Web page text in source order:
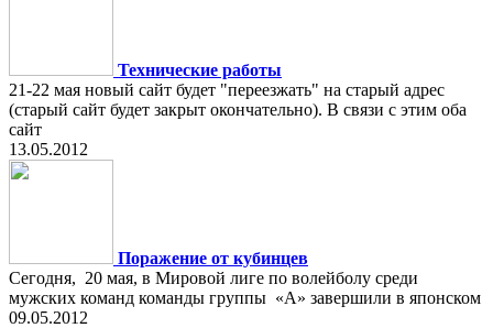
Технические работы
21-22 мая новый сайт будет "переезжать" на старый адрес
(старый сайт будет закрыт окончательно). В связи с этим оба
сайт
13.05.2012
Поражение от кубинцев
Сегодня, 20 мая, в Мировой лиге по волейболу среди
мужских команд команды группы «А» завершили в японском
09.05.2012